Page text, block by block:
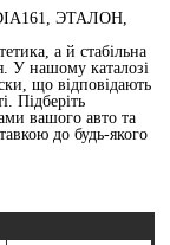
ЭТАЛОН,
а й стабільна
У нашому каталозі
що відповідають
Підберіть
вашого авто та
до будь-якого